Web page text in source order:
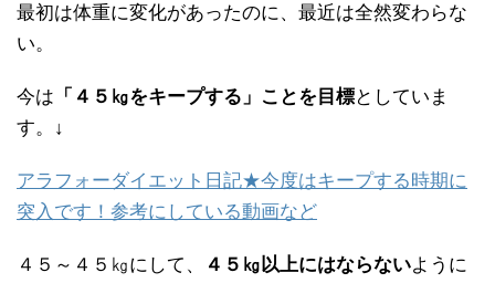
最初は体重に変化があったのに、最近は全然変わらな
い。
今は 「４５㎏をキープする」ことを目標としていま
す。↓
アラフォーダイエット日記★今度はキープする時期に
突入です！参考にしている動画など
４５～４５㎏にして、 ４５㎏以上にはならないように